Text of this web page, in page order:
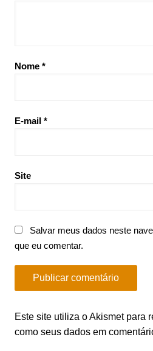
Nome *
E-mail *
Site
Salvar meus dados neste
que eu comentar.
Este site utiliza o Akismet para
como seus dados em